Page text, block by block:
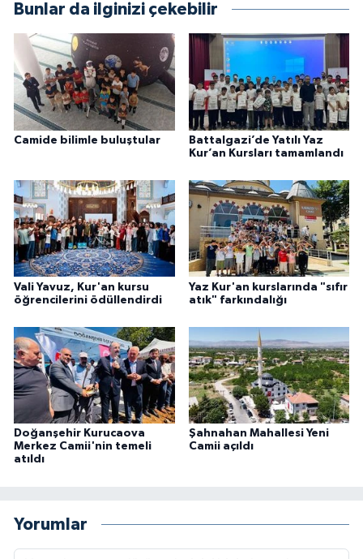
Bunlar da ilginizi çekebilir
Camide bilimle buluştular
Battalgazi’de Yatılı Yaz
Kur’an Kursları tamamlandı
Vali Yavuz, Kur'an kursu
öğrencilerini ödüllendirdi
Yaz Kur'an kurslarında "sıfır
atık" farkındalığı
Doğanşehir Kurucaova
Merkez Camii'nin temeli
atıldı
Şahnahan Mahallesi Yeni
Camii açıldı
Yorumlar
Konya Müftülüğü
Kütahya Müftülüğü
Malatya Müftülüğü
Mardin Müftülüğü
Mersin Müftülüğü
Muğla Müftülüğü
Nevşehir Müftülüğü
Niğde Müftülüğü
Ordu Müftülüğü
Rize Müftülüğü